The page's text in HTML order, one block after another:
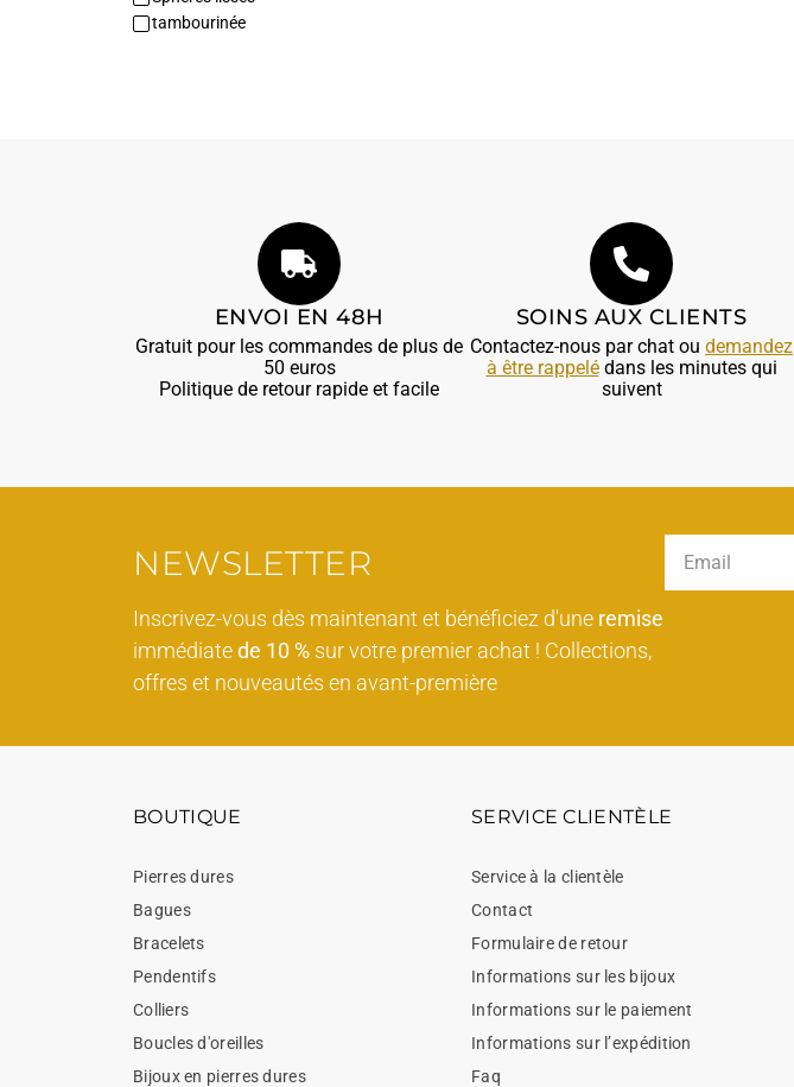
tambourinée
ENVOI EN 48H
Gratuit pour les commandes de plus de
50 euros
Politique de retour rapide et facile
SOINS AUX CLIENTS
Contactez-nous par chat ou demandez
à être rappelédans les minutes qui
suivent
NEWSLETTER
Inscrivez-vous dès maintenant et bénéficiez d'une remise
immédiatede 10 % sur votre premier achat ! Collections,
offres et nouveautés en avant-première
BOUTIQUE
Pierres dures
Bagues
Bracelets
Pendentifs
Colliers
Boucles d'oreilles
Bijoux en pierres dures
SERVICE CLIENTÈLE
Service à la clientèle
Contact
Formulaire de retour
Informations sur les bijoux
Informations sur le paiement
Informations sur l’expédition
Faq